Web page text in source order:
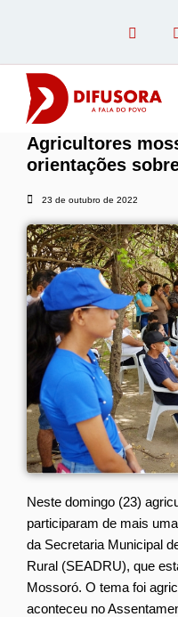
Agricultores
orientações
23 de outubro de 2022
Neste domingo (23)
participaram de mais
da Secretaria Municipal
Rural (SEADRU), que
Mossoró. O tema foi
aconteceu no